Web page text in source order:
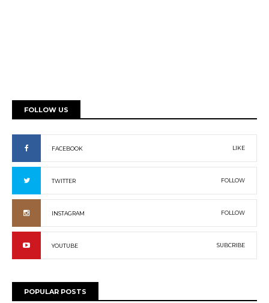
FOLLOW US
FACEBOOK LIKE
TWITTER FOLLOW
INSTAGRAM FOLLOW
YOUTUBE SUBCRIBE
POPULAR POSTS